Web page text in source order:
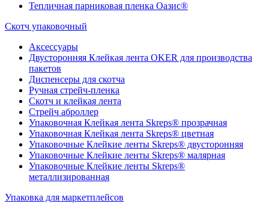
Тепличная парниковая пленка Оазис®
Скотч упаковочный
Аксессуары
Двусторонняя Клейкая лента OKER для производства
пакетов
Диспенсеры для скотча
Ручная стрейч-пленка
Скотч и клейкая лента
Стрейч аброллер
Упаковочная Клейкая лента Skreps® прозрачная
Упаковочная Клейкая лента Skreps® цветная
Упаковочные Клейкие ленты Skreps® двусторонняя
Упаковочные Клейкие ленты Skreps® малярная
Упаковочные Клейкие ленты Skreps®
металлизированная
Упаковка для маркетплейсов